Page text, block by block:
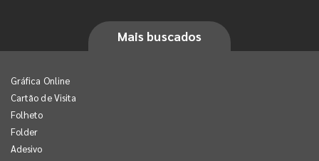
Mais buscados
Gráfica Online
Cartão de Visita
Folheto
Folder
Adesivo